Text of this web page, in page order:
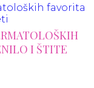
I ŠTITE